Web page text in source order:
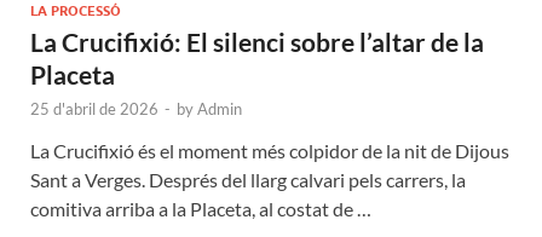
LA PROCESSÓ
La Crucifixió: El silenci sobre l’altar de la
Placeta
25 d'abril de 2026 - byAdmin
La Crucifixió és el moment més colpidor de la nit de Dijous
Sant a Verges. Després del llarg calvari pels carrers, la
comitiva arriba a la Placeta, al costat de …